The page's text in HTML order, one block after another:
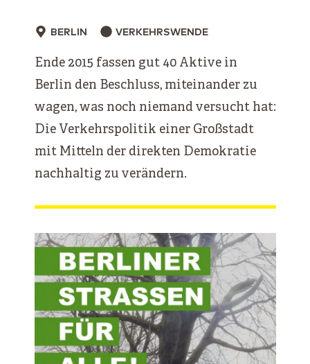
BERLIN VERKEHRSWENDE
Ende 2015 fassen gut 40 Aktive in
Berlin den Beschluss, miteinander zu
wagen, was noch niemand versucht hat:
Die Verkehrspolitik einer Großstadt
mit Mitteln der direkten Demokratie
nachhaltig zu verändern.